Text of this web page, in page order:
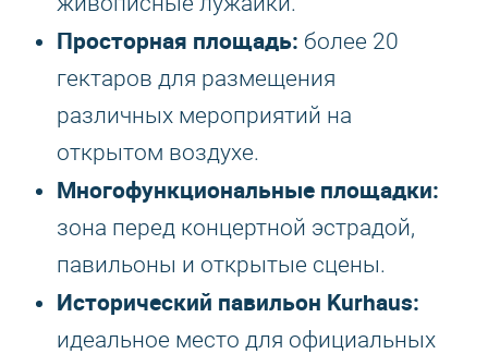
Просторная площадь: более 20
гектаров для размещения
различных мероприятий на
открытом воздухе.
Многофункциональные площадки:
зона перед концертной эстрадой,
павильоны и открытые сцены.
Исторический павильон Kurhaus:
идеальное место для официальных